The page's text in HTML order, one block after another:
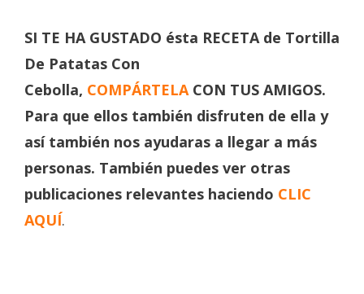
SI TE HA GUSTADO ésta RECETA de Tortilla
De Patatas Con
Cebolla, COMPÁRTELA CON TUS AMIGOS.
Para que ellos también disfruten de ella y
así también nos ayudaras a llegar a más
personas. También puedes ver otras
publicaciones relevantes haciendo CLIC
AQUÍ.